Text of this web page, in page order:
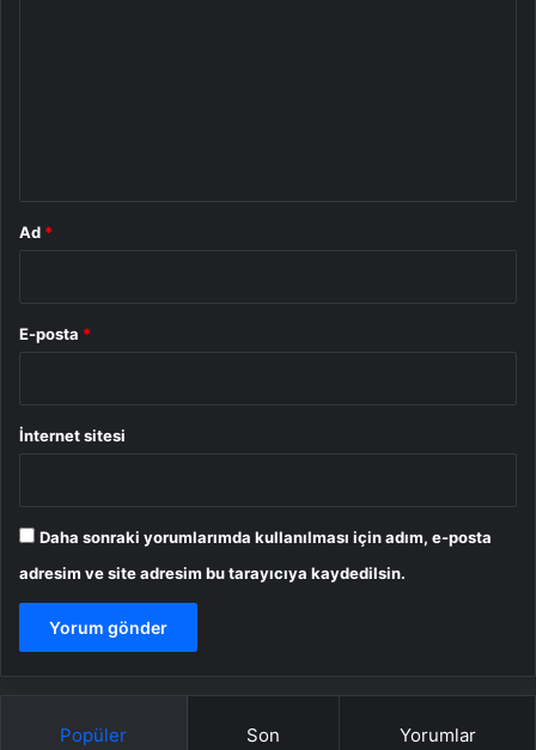
Ad *
E-posta *
İnternet sitesi
Daha sonraki yorumlarımda kullanılması için adım, e-posta
adresim ve site adresim bu tarayıcıya kaydedilsin.
Popüler Son Yorumlar